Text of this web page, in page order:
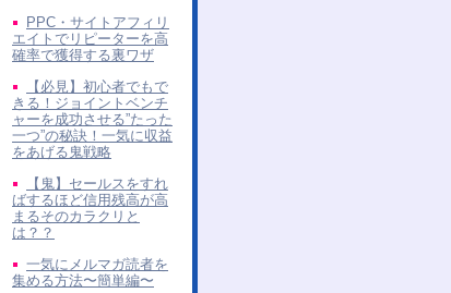
PPC・サイトアフィリ
エイトでリピーターを高
確率で獲得する裏ワザ
【必見】初心者でもで
きる！ジョイントベンチ
ャーを成功させる”たった
一つ”の秘訣！一気に収益
をあげる鬼戦略
【鬼】セールスをすれ
ばするほど信用残高が高
まるそのカラクリと
は？？
一気にメルマガ読者を
集める方法〜簡単編〜